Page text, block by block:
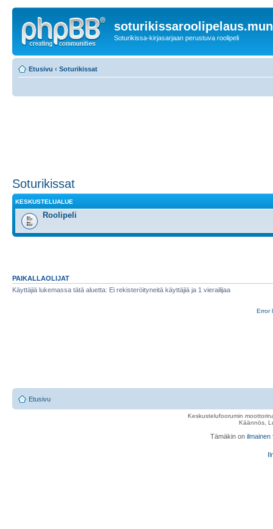
Soturikissa-kirjasarjaan perustuva roolipeli
Etusivu ‹ Soturikissat
Soturikissat
KESKUSTELUALUE
Roolipeli
PAIKALLAOLIJAT
Käyttäjiä lukemassa tätä aluetta: Ei rekisteröityneitä käyttäjiä ja 1 vierailijaa
Error
Etusivu
Keskustelufoorumin
Käännös,
Tämäkin on ilmainen